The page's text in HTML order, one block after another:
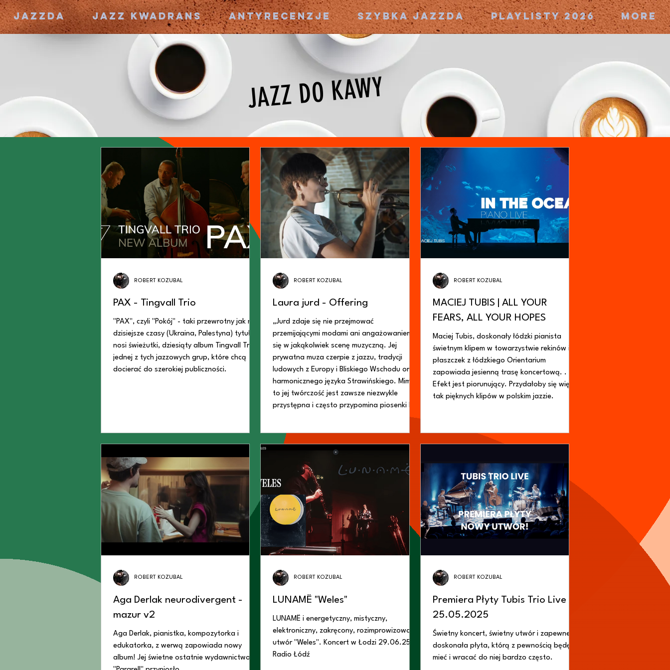
JAZZDA JAZZ KWADRANS AntyRecenzje SZYBKA JAZZDA PLAYLISTY 2026 More
JAZZ DO KAWY
PAX - Tingvall Trio
"PAX", czyli "Pokój" - taki przewrotny jak na
dzisiejsze czasy (Ukraina, Palestyna) tytuł
nosi świeżutki, dziesiąty album Tingvall Trio,
jednej z tych jazzowych grup, które chcą
docierać do szerokiej publiczności.
ROBERT KOZUBAL
Laura jurd - Offering
„Jurd zdaje się nie przejmować
przemijającymi modami ani angażowaniem
się w jakąkolwiek scenę muzyczną. Jej
prywatna muza czerpie z jazzu, tradycji
ludowych z Europy i Bliskiego Wschodu oraz
harmonicznego języka Strawińskiego. Mimo
to jej twórczość jest zawsze niezwykle
przystępna i często przypomina piosenki bez
ROBERT KOZUBAL
MACIEJ TUBIS | ALL YOUR
FEARS, ALL YOUR HOPES
Maciej Tubis, doskonały łódzki pianista
świetnym klipem w towarzystwie rekinów i
płaszczek z łódzkiego Orientarium
zapowiada jesienną trasę koncertową. .
Efekt jest piorunujący. Przydałoby się więcej
tak pięknych klipów w polskim jazzie.
ROBERT KOZUBAL
Aga Derlak neurodivergent -
mazur v2
Aga Derlak, pianistka, kompozytorka i
edukatorka, z werwą zapowiada nowy
album! Jej świetne ostatnie wydawnictwo
ROBERT KOZUBAL
LUNAMË "Weles"
LUNAMË i energetyczny, mistyczny,
elektroniczny, zakręcony, rozimprowizowany
utwór "Weles". Koncert w Łodzi 29.06.25 w
Radio Łódź
ROBERT KOZUBAL
Premiera Płyty Tubis Trio Live
25.05.2025
Świetny koncert, świetny utwór i zapewne
doskonała płyta, którą z pewnością będę
mieć i wracać do niej bardzo często.
ROBERT KOZUBAL